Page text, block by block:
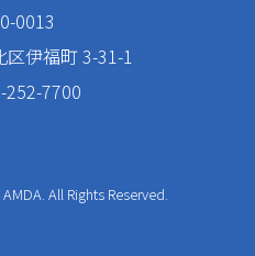
0013
区伊福町 3-31-1
252-7700
All Rights Reserved.